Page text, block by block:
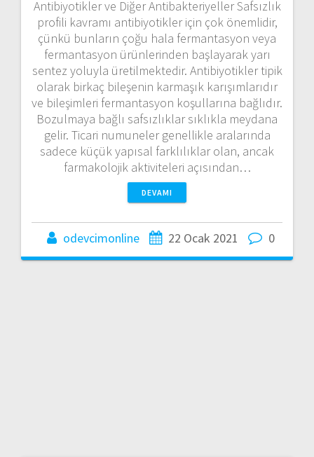
Antibiyotikler ve Diğer Antibakteriyeller Safsızlık
profili kavramı antibiyotikler için çok önemlidir,
çünkü bunların çoğu hala fermantasyon veya
fermantasyon ürünlerinden başlayarak yarı
sentez yoluyla üretilmektedir. Antibiyotikler tipik
olarak birkaç bileşenin karmaşık karışımlarıdır
ve bileşimleri fermantasyon koşullarına bağlıdır.
Bozulmaya bağlı safsızlıklar sıklıkla meydana
gelir. Ticari numuneler genellikle aralarında
sadece küçük yapısal farklılıklar olan, ancak
farmakolojik aktiviteleri açısından…
DEVAMI
odevcimonline 22 Ocak 2021 0